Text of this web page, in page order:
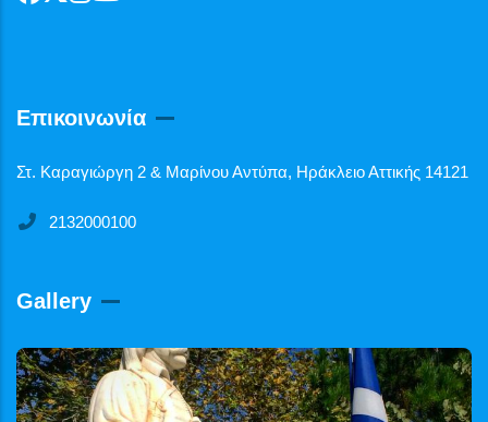
Επικοινωνία
Στ. Καραγιώργη 2 & Μαρίνου Αντύπα, Ηράκλειο Αττικής 14121
2132000100
Gallery